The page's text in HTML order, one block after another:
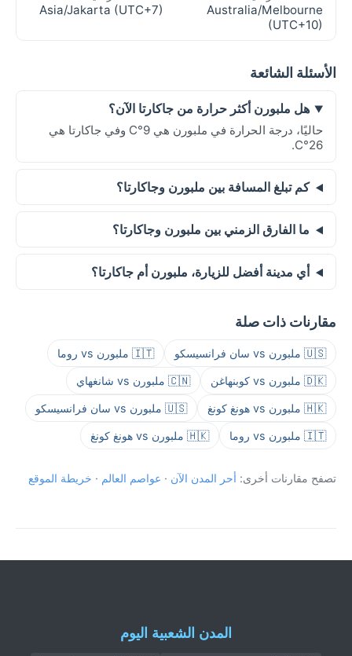
Australia/Melbourne
(UTC+10)
Asia/Jakarta (UTC+7)
الأسئلة الشائعة
هل ملبورن أكثر حرارة من جاكارتا الآن؟
حاليًا، درجة الحرارة في ملبورن هي 9°C وفي جاكارتا هي
26°C.
كم تبلغ المسافة بين ملبورن وجاكارتا؟
ما الفارق الزمني بين ملبورن وجاكارتا؟
أي مدينة أفضل للزيارة، ملبورن أم جاكارتا؟
مقارنات ذات صلة
🇺🇸 ملبورن vs سان فرانسيسكو 🇮🇹 ملبورن vs روما
🇩🇰 ملبورن vs كوبنهاغن 🇨🇳 ملبورن vs شانغهاي
🇭🇰 ملبورن vs هونغ كونغ 🇺🇸 ملبورن vs سان فرانسيسكو
🇮🇹 ملبورن vs روما 🇭🇰 ملبورن vs هونغ كونغ
تصفح مقارنات أخرى: أحر المدن الآن · عواصم العالم · خريطة الموقع
المدن الشعبية اليوم